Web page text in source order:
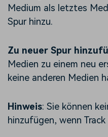
Medium als letztes
Spur hinzu.
Zu neuer Spur
Medien zu einem neu
keine anderen Medien
Hinweis: Sie können
hinzufügen, wenn